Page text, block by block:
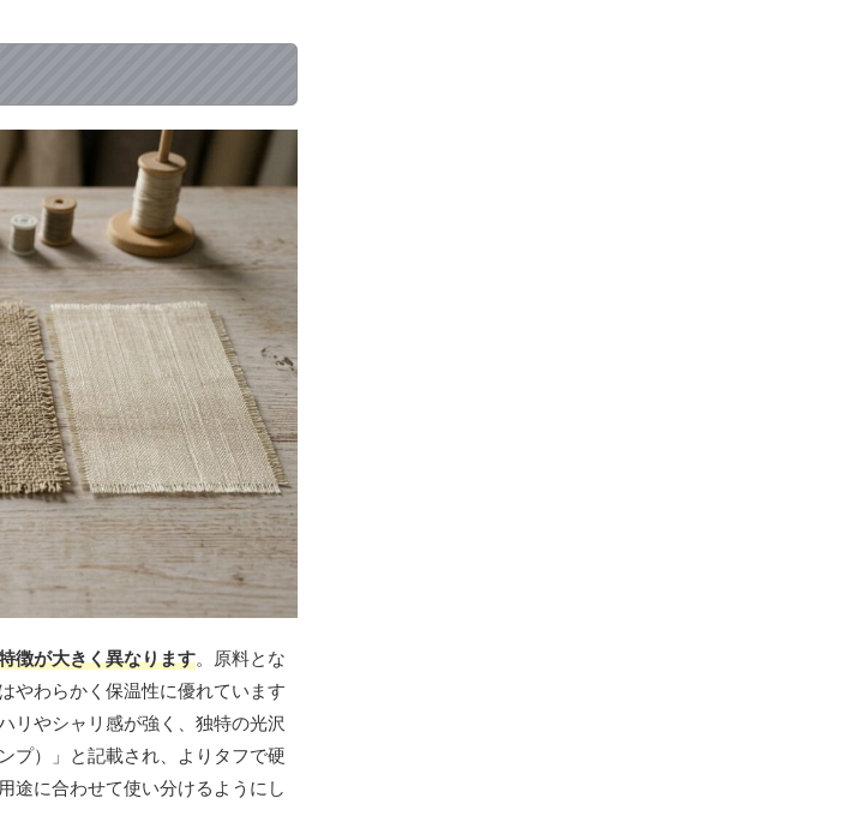
徴が大きく異なります。原料とな
やわらかく保温性に優れています
リやシャリ感が強く、独特の光沢
プ）」と記載され、よりタフで硬
途に合わせて使い分けるようにし